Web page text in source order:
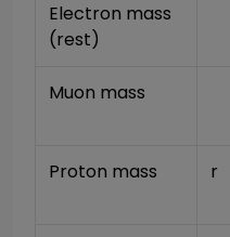
Electron mass
(rest)
Muon mass
Proton mass r